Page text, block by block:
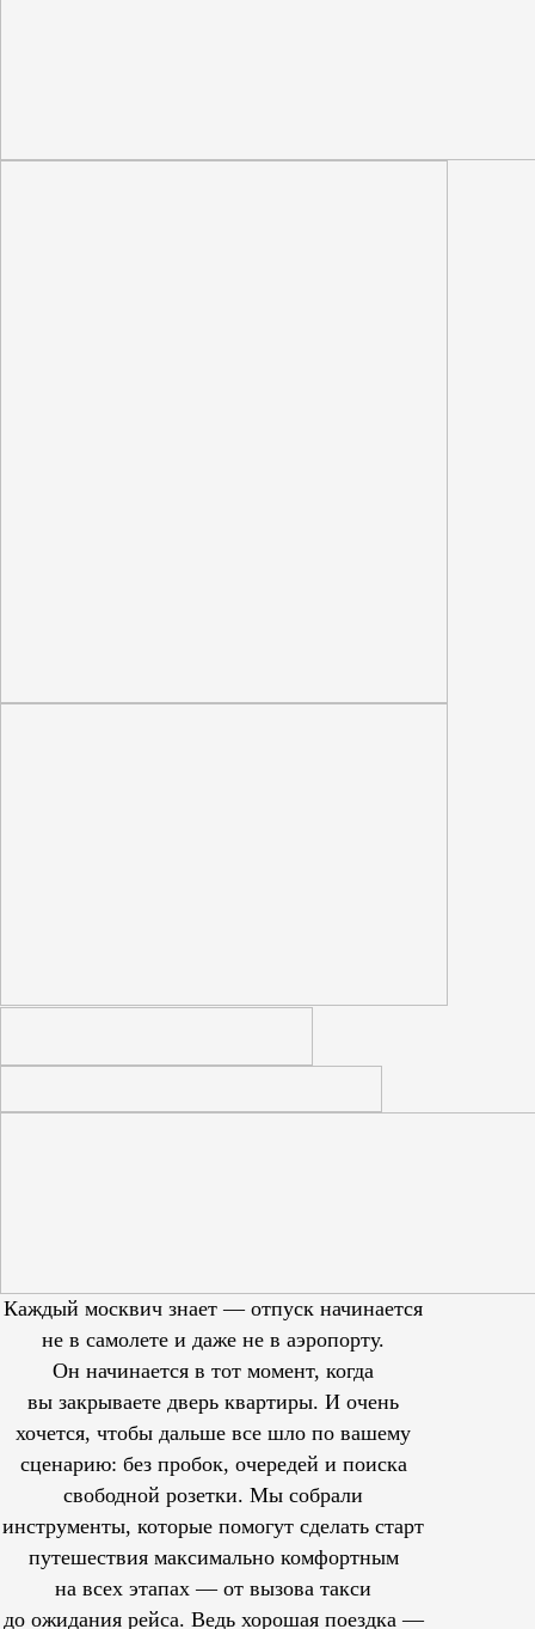
Каждый москвич знает — отпуск начинается
не в самолете и даже не в аэропорту.
Он начинается в тот момент, когда
вы закрываете дверь квартиры. И очень
хочется, чтобы дальше все шло по вашему
сценарию: без пробок, очередей и поиска
свободной розетки. Мы собрали
инструменты, которые помогут сделать старт
путешествия максимально комфортным
на всех этапах — от вызова такси
до ожидания рейса. Ведь хорошая поездка —